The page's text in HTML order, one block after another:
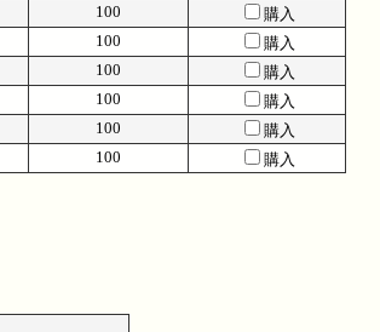
100
購入
100
購入
100
購入
100
購入
100
購入
100 購入